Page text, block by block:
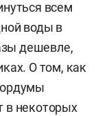
всем
воды в
дешевле,
О том, как
в некоторых